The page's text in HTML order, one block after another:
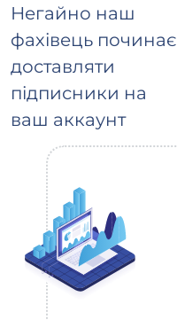
Негайно наш
фахівець починає
доставляти
підписники на
ваш аккаунт